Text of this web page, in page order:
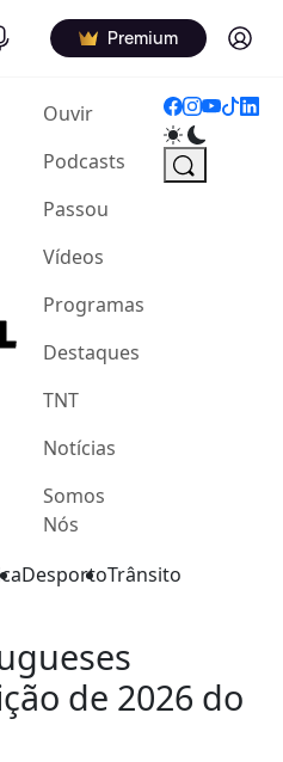
Premium Log in
Ouvir(current)
Podcasts
Passou
Vídeos
Programas
Destaques
TNT
Notícias
Somos
Nós
DesportoTrânsito
de 2026 do